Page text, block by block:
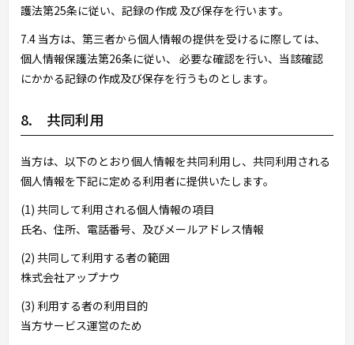
護法第25条に従い、記録の作成 及び保存を行います。
7.4 当方は、第三者から個人情報の提供を受けるに際しては、
個人情報保護法第26条に従い、 必要な確認を行い、当該確認
にかかる記録の作成及び保存を行うものとします。
8. 共同利用
当方は、以下のとおり個人情報を共同利用し、共同利用される
個人情報を下記に定める利用者に提供いたします。
(1) 共同して利用される個人情報の項目
氏名、住所、電話番号、及びメールアドレス情報
(2) 共同して利用する者の範囲
株式会社アップナウ
(3) 利用する者の利用目的
当方サービス運営のため